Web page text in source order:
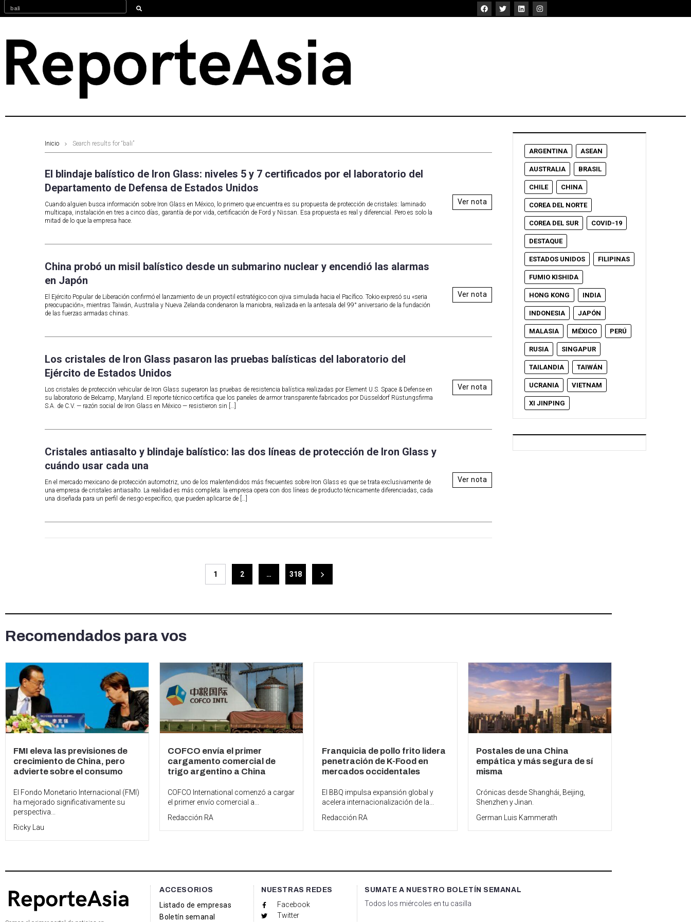
Inicio Search results for “bali”
El blindaje balístico de Iron Glass: niveles 5 y 7 certificados por el laboratorio del
Departamento de Defensa de Estados Unidos
Cuando alguien busca información sobre Iron Glass en México, lo primero que encuentra es su propuesta de protección de cristales: laminado
multicapa, instalación en tres a cinco días, garantía de por vida, certificación de Ford y Nissan. Esa propuesta es real y diferencial. Pero es solo la
mitad de lo que la empresa hace.
Ver nota
China probó un misil balístico desde un submarino nuclear y encendió las alarmas
en Japón
El Ejército Popular de Liberación confirmó el lanzamiento de un proyectil estratégico con ojiva simulada hacia el Pacífico. Tokio expresó su «seria
preocupación», mientras Taiwán, Australia y Nueva Zelanda condenaron la maniobra, realizada en la antesala del 99° aniversario de la fundación
de las fuerzas armadas chinas.
Ver nota
Los cristales de Iron Glass pasaron las pruebas balísticas del laboratorio del
Ejército de Estados Unidos
Los cristales de protección vehicular de Iron Glass superaron las pruebas de resistencia balística realizadas por Element U.S. Space & Defense en
su laboratorio de Belcamp, Maryland. El reporte técnico certifica que los paneles de armor transparente fabricados por Düsseldorf Rüstungsfirma
S.A. de C.V. — razón social de Iron Glass en México — resistieron sin […]
Ver nota
Cristales antiasalto y blindaje balístico: las dos líneas de protección de Iron Glass y
cuándo usar cada una
En el mercado mexicano de protección automotriz, uno de los malentendidos más frecuentes sobre Iron Glass es que se trata exclusivamente de
una empresa de cristales antiasalto. La realidad es más completa: la empresa opera con dos líneas de producto técnicamente diferenciadas, cada
una diseñada para un perfil de riesgo específico, que pueden aplicarse de […]
Ver nota
1 2 … 318
ARGENTINA ASEAN
AUSTRALIA BRASIL
CHILE CHINA
COREA DEL NORTE
COREA DEL SUR COVID-19
DESTAQUE
ESTADOS UNIDOS FILIPINAS
FUMIO KISHIDA
HONG KONG INDIA
INDONESIA JAPÓN
MALASIA MÉXICO PERÚ
RUSIA SINGAPUR
TAILANDIA TAIWÁN
UCRANIA VIETNAM
XI JINPING
Recomendados para vos
FMI eleva las previsiones de
crecimiento de China, pero
advierte sobre el consumo
El Fondo Monetario Internacional (FMI)
ha mejorado significativamente su
perspectiva...
Ricky Lau
COFCO envía el primer
cargamento comercial de
trigo argentino a China
COFCO International comenzó a cargar
el primer envío comercial a...
Redacción RA
Franquicia de pollo frito lidera
penetración de K-Food en
mercados occidentales
El BBQ impulsa expansión global y
acelera internacionalización de la...
Redacción RA
Postales de una China
empática y más segura de sí
misma
Crónicas desde Shanghái, Beijing,
Shenzhen y Jinan.
German Luis Kammerath
ACCESORIOS
Listado de empresas
Boletín semanal
NUESTRAS REDES
Facebook
Twitter
SUMATE A NUESTRO BOLETÍN SEMANAL
Todos los miércoles en tu casilla